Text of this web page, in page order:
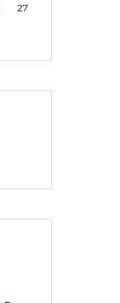
27